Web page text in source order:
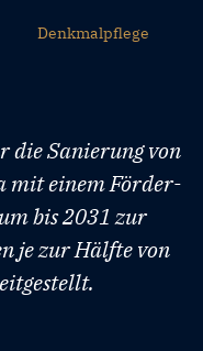
Denkmalpflege
die Sanierung von
mit einem Förder-
bis 2031 zur
je zur Hälfte von